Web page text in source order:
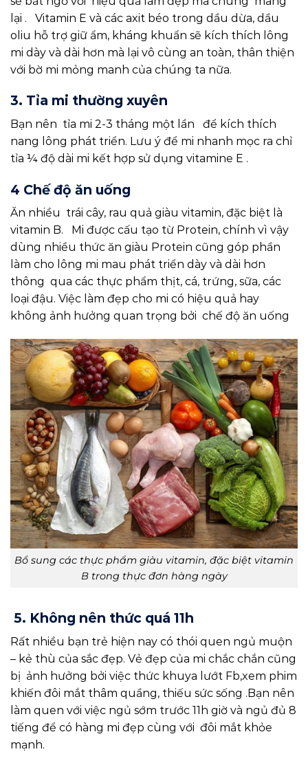
lại . Vitamin E và các axit béo trong dầu dừa, dầu
oliu hỗ trợ giữ ẩm, kháng khuẩn sẽ kích thích lông
mi dày và dài hơn mà lại vô cùng an toàn, thân thiện
với bờ mi mỏng manh của chúng ta nữa.
3. Tỉa mi thường xuyên
Bạn nên tỉa mi 2-3 tháng một lần để kích thích
nang lông phát triển. Lưu ý để mi nhanh mọc ra chỉ
tỉa ¼ độ dài mi kết hợp sử dụng vitamine E .
4 Chế độ ăn uống
Ăn nhiều trái cây, rau quả giàu vitamin, đặc biệt là
vitamin B. Mi được cấu tạo từ Protein, chính vì vậy
dùng nhiều thức ăn giàu Protein cũng góp phần
làm cho lông mi mau phát triển dày và dài hơn
thông qua các thực phẩm thịt, cá, trứng, sữa, các
loại đậu. Việc làm đẹp cho mi có hiệu quả hay
không ảnh hưởng quan trọng bởi chế độ ăn uống
Bổ sung các thực phẩm giàu vitamin, đặc biệt vitamin
B trong thực đơn hàng ngày
5. Không nên thức quá 11h
Rất nhiều bạn trẻ hiện nay có thói quen ngủ muộn
– kẻ thù của sắc đẹp. Vẻ đẹp của mi chắc chắn cũng
bị ảnh hưởng bởi việc thức khuya lướt Fb,xem phim
khiến đôi mắt thâm quầng, thiếu sức sống .Bạn nên
làm quen với việc ngủ sớm trước 11h giờ và ngủ đủ 8
tiếng để có hàng mi đẹp cùng với đôi mắt khỏe
mạnh.